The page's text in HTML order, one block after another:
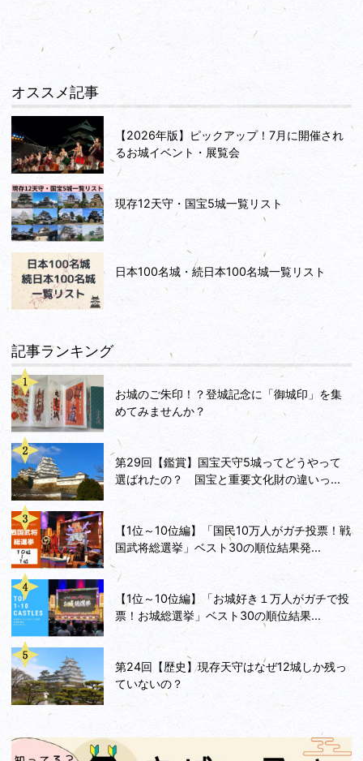
オススメ記事
【2026年版】ピックアップ！7月に開催され
るお城イベント・展覧会
現存12天守・国宝5城一覧リスト
日本100名城・続日本100名城一覧リスト
記事ランキング
お城のご朱印！？登城記念に「御城印」を集
めてみませんか？
第29回【鑑賞】国宝天守5城ってどうやって
選ばれたの？ 国宝と重要文化財の違いっ...
【1位～10位編】「国民10万人がガチ投票！戦
国武将総選挙」ベスト30の順位結果発...
【1位～10位編】「お城好き１万人がガチで投
票！お城総選挙」ベスト30の順位結果...
第24回【歴史】現存天守はなぜ12城しか残っ
ていないの？